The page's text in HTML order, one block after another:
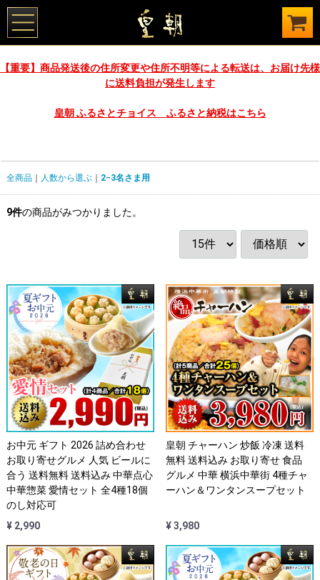
【重要】商品発送後の住所変更や住所不明等による転送は、お届け先様
に送料負担が発生します
皇朝 ふるさとチョイス ふるさと納税はこちら
全商品 人数から選ぶ 2−3名さま用
9件の商品がみつかりました。
お中元 ギフト 2026 詰め合わせ
お取り寄せグルメ 人気 ビールに
合う 送料無料 送料込み 中華点心
中華惣菜 愛情セット 全4種18個
のし対応可
¥ 2,990
皇朝 チャーハン 炒飯 冷凍 送料
無料 送料込み お取り寄せ 食品
グルメ 中華 横浜中華街 4種チャ
ーハン＆ワンタンスープセット
¥ 3,980